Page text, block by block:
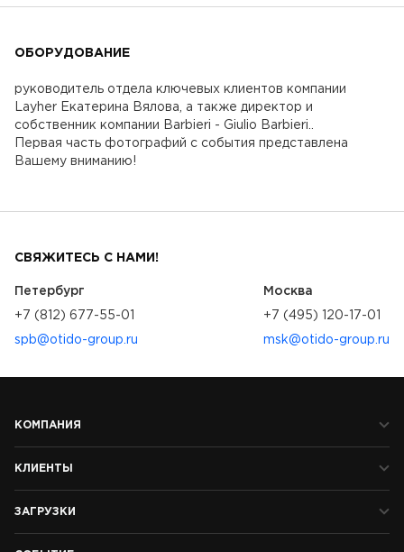
ОБОРУДОВАНИЕ
руководитель отдела ключевых клиентов компании
Layher Екатерина Вялова, а также директор и
собственник компании Barbieri - Giulio Barbieri..
Первая часть фотографий с события представлена
Вашему вниманию!
СВЯЖИТЕСЬ С НАМИ!
Петербург
+7 (812) 677-55-01
spb@otido-group.ru
Москва
+7 (495) 120-17-01
msk@otido-group.ru
КОМПАНИЯ
КЛИЕНТЫ
ЗАГРУЗКИ